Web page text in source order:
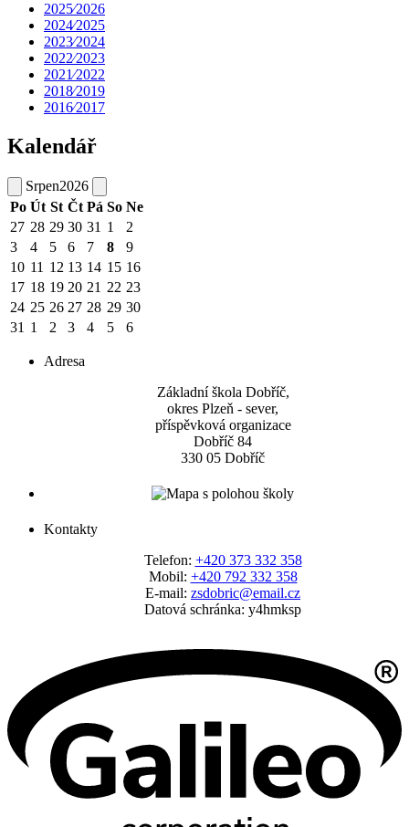
2025⁄2026
2024⁄2025
2023⁄2024
2022⁄2023
2021⁄2022
2018⁄2019
2016⁄2017
Kalendář
Srpen2026
Po Út St Čt Pá So Ne
27 28 29 30 31 1
2
3
4 5 6 7 8
9
10 11 12 13 14 15 16
17 18 19 20 21 22 23
24 25 26 27 28 29 30
31 1 2 3 4 5 6
Adresa
Základní škola Dobříč,
okres Plzeň - sever,
příspěvková organizace
Dobříč 84
330 05 Dobříč
Kontakty
Telefon: +420 373 332 358
Mobil: +420 792 332 358
E-mail: zsdobric@email.cz
Datová schránka: y4hmksp